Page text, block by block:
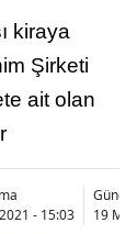
kiraya
Şirketi
ait olan
- 15:03
19